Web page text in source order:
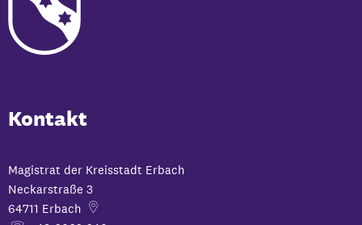
Kontakt
Magistrat der Kreisstadt Erbach
Neckarstraße 3
64711 Erbach